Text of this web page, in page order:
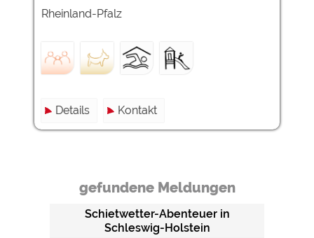
Rheinland-Pfalz
Details Kontakt
gefundene Meldungen
Schietwetter-Abenteuer in
Schleswig-Holstein